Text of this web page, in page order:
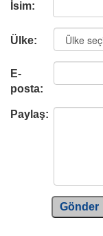
İsim:
Ülke:
E-
posta:
Paylaş:
Gönder